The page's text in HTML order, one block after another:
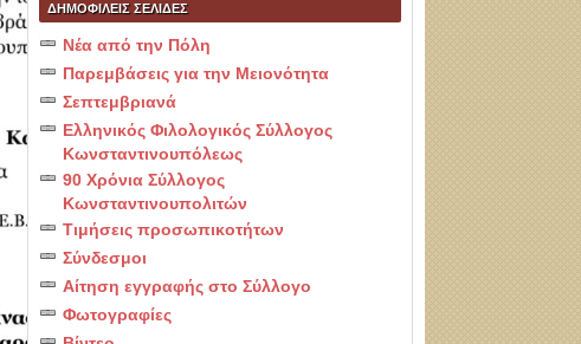
ΔΗΜΟΦΙΛΕΙΣ ΣΕΛΙΔΕΣ
Νέα από την Πόλη
Παρεμβάσεις για την Μειονότητα
Σεπτεμβριανά
Ελληνικός Φιλολογικός Σύλλογος
Κωνσταντινουπόλεως
90 Χρόνια Σύλλογος
Κωνσταντινουπολιτών
Τιμήσεις προσωπικοτήτων
Σύνδεσμοι
Αίτηση εγγραφής στο Σύλλογο
Φωτογραφίες